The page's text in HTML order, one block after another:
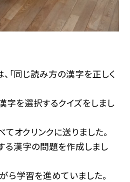
「同じ読み方の漢字を正しく
字を選択するクイズをしまし
オクリンクに送りました。
る漢字の問題を作成しまし
ら学習を進めていました。